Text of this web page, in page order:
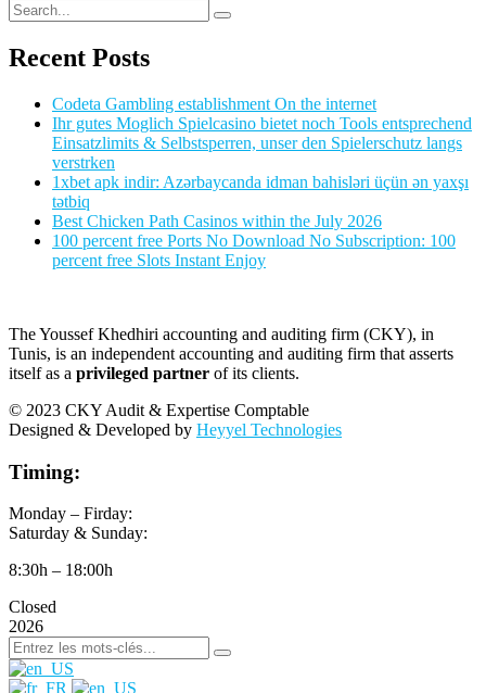
Recent Posts
Codeta Gambling establishment On the internet
Ihr gutes Moglich Spielcasino bietet noch Tools entsprechend
Einsatzlimits & Selbstsperren, unser den Spielerschutz langs
verstrken
1xbet apk indir: Azərbaycanda idman bahisləri üçün ən yaxşı
tətbiq
Best Chicken Path Casinos within the July 2026
100 percent free Ports No Download No Subscription: 100
percent free Slots Instant Enjoy
The Youssef Khedhiri accounting and auditing firm (CKY), in
Tunis, is an independent accounting and auditing firm that asserts
itself as a privileged partner of its clients.
© 2023 CKY Audit & Expertise Comptable
Designed & Developed by Heyyel Technologies
Timing:
Monday – Firday:
Saturday & Sunday:
8:30h – 18:00h
Closed
2026